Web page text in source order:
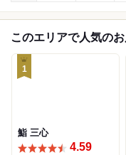
このエリアで人気の
1
鮨 三心
4.59